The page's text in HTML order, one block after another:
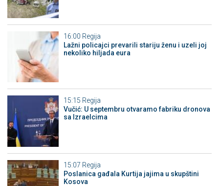
16:00 Regija
Lažni policajci prevarili stariju ženu i uzeli joj
nekoliko hiljada eura
15:15 Regija
Vučić: U septembru otvaramo fabriku dronova
sa Izraelcima
15:07 Regija
Poslanica gađala Kurtija jajima u skupštini
Kosova